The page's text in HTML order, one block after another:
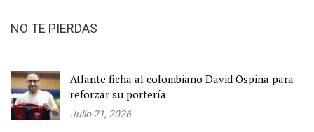
NO TE PIERDAS
Atlante ficha al colombiano David Ospina para
reforzar su portería
Julio 21, 2026